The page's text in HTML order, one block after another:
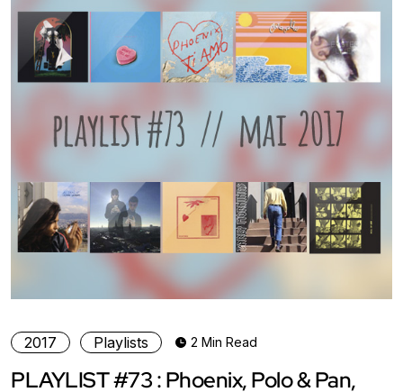
2017 Playlists 2 Min Read
PLAYLIST #73 : Phoenix, Polo & Pan,